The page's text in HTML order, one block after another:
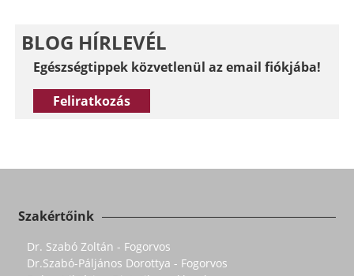
BLOG HÍRLEVÉL
Egészségtippek közvetlenül az email fiókjába!
Feliratkozás
Szakértőink
Dr. Szabó Zoltán - Fogorvos
Dr.Szabó-Páljános Dorottya - Fogorvos